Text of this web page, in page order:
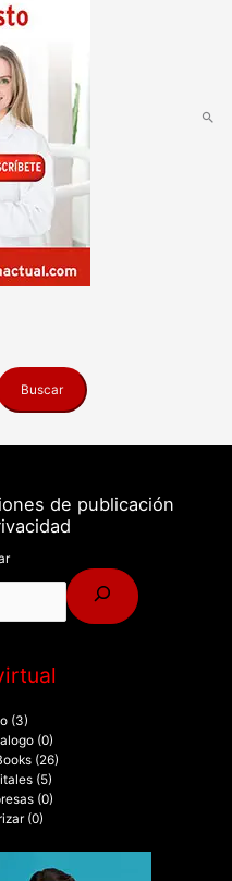
de publicación
(3)
(0)
(26)
(5)
(0)
(0)